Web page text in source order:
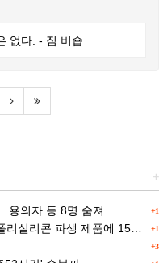
없다. - 짐 비숍
+
+1
용의자 등 8명 숨져
+1
제품에 15% 관세...한국 기업도 영향
+3